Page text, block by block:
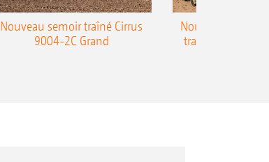
Nouveau semoir traîné Cirrus
9004-2C Grand
Nouveau semoir
traîné Precea-